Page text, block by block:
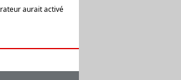
aurait activé